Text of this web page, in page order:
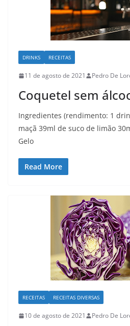
DRINKS RECEITAS
11 de agosto de 2021 Pedro De
Coquetel sem
Ingredientes (rendimento: 1
maçã 39ml de suco de limão
Gelo
Read More
RECEITAS RECEITAS DIVERSAS
10 de agosto de 2021 Pedro De